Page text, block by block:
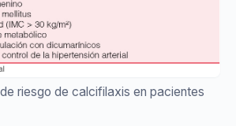
riesgo de calcifilaxis en pacientes